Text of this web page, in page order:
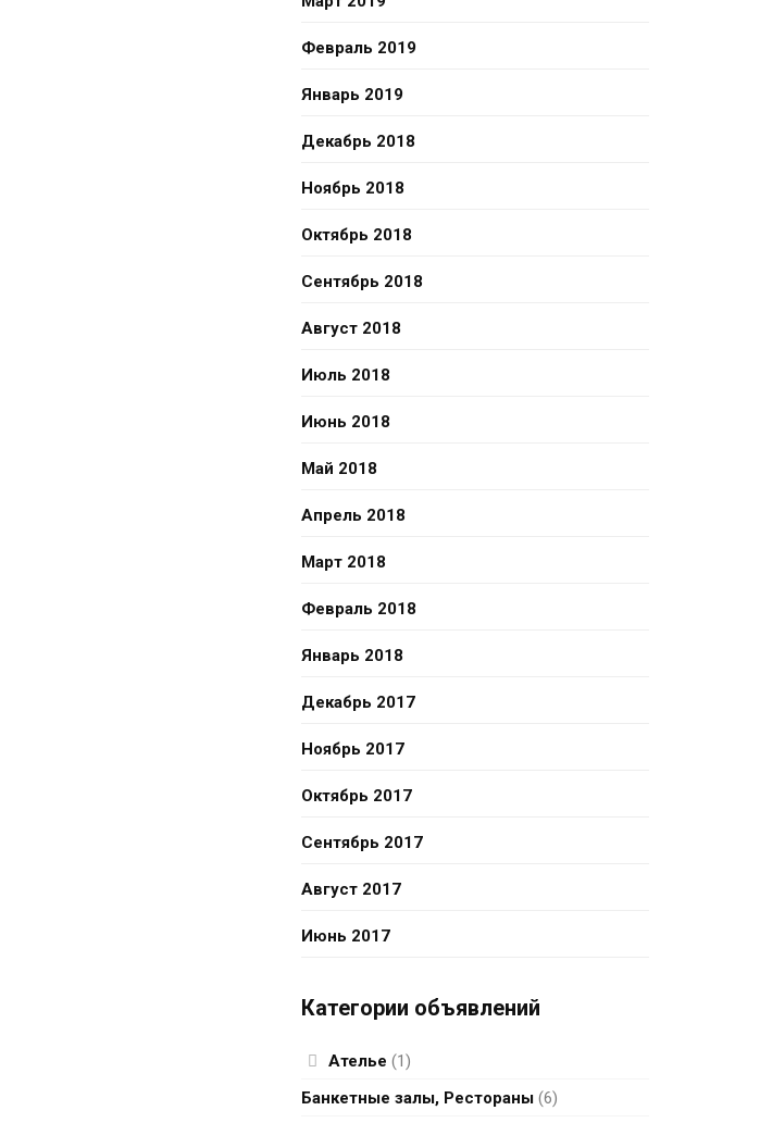
Февраль 2019
Январь 2019
Декабрь 2018
Ноябрь 2018
Октябрь 2018
Сентябрь 2018
Август 2018
Июль 2018
Июнь 2018
Май 2018
Апрель 2018
Март 2018
Февраль 2018
Январь 2018
Декабрь 2017
Ноябрь 2017
Октябрь 2017
Сентябрь 2017
Август 2017
Июнь 2017
Категории объявлений
Ателье (1)
Банкетные залы, Рестораны (6)